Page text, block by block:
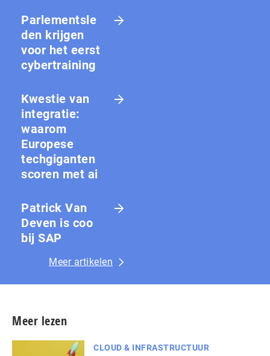
Parlementsle
den krijgen
voor het eerst
cybertraining
Kwestie van
integratie:
waarom
Europese
techgiganten
scoren met ai
Patrick Van
Deven is coo
bij SAP
Meer artikelen
Meer lezen
CLOUD & INFRASTRUCTUUR